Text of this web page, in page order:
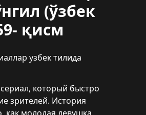
(ўзбек
қисм
узбек тилида
который быстро
зрителей. История